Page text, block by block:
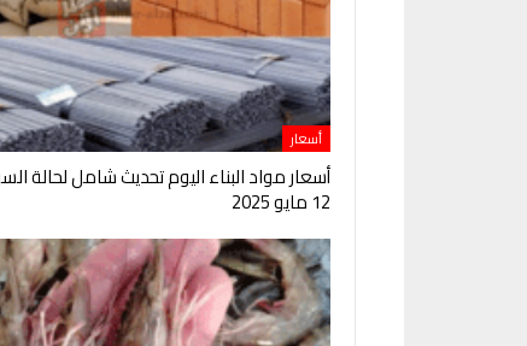
أسعار
أسعار مواد البناء اليوم تحديث شامل لحالة
12 مايو 2025